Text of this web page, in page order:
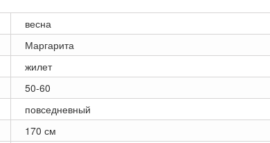
весна
Маргарита
жилет
50-60
повседневный
170 см